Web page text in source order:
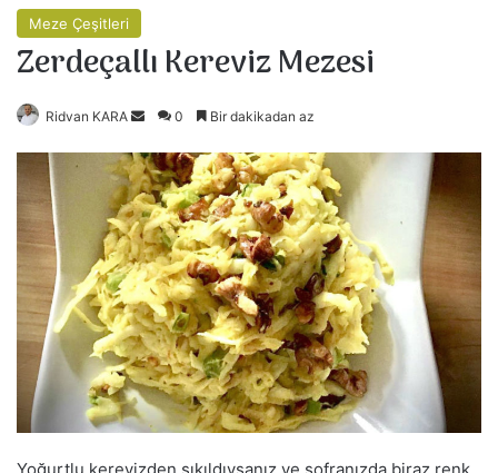
Meze Çeşitleri
Zerdeçallı Kereviz Mezesi
Ridvan KARA
r
e
-
p
o
s
t
a
g
ö
n
d
0 Bir dakikadan az